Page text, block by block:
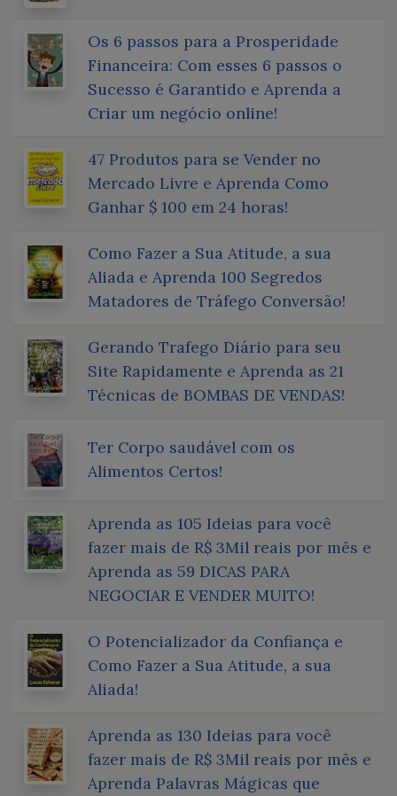
Os 6 passos para a Prosperidade
Financeira: Com esses 6 passos o
Sucesso é Garantido e Aprenda a
Criar um negócio online!
47 Produtos para se Vender no
Mercado Livre e Aprenda Como
Ganhar $ 100 em 24 horas!
Como Fazer a Sua Atitude, a sua
Aliada e Aprenda 100 Segredos
Matadores de Tráfego Conversão!
Gerando Trafego Diário para seu
Site Rapidamente e Aprenda as 21
Técnicas de BOMBAS DE VENDAS!
Ter Corpo saudável com os
Alimentos Certos!
Aprenda as 105 Ideias para você
fazer mais de R$ 3Mil reais por mês e
Aprenda as 59 DICAS PARA
NEGOCIAR E VENDER MUITO!
O Potencializador da Confiança e
Como Fazer a Sua Atitude, a sua
Aliada!
Aprenda as 130 Ideias para você
fazer mais de R$ 3Mil reais por mês e
Aprenda Palavras Mágicas que